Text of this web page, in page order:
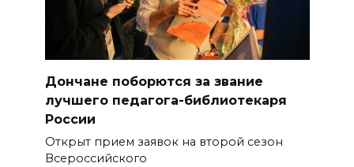
Дончане поборются за звание
лучшего педагога-библиотекаря
России
Открыт прием заявок на второй сезон
Всероссийского